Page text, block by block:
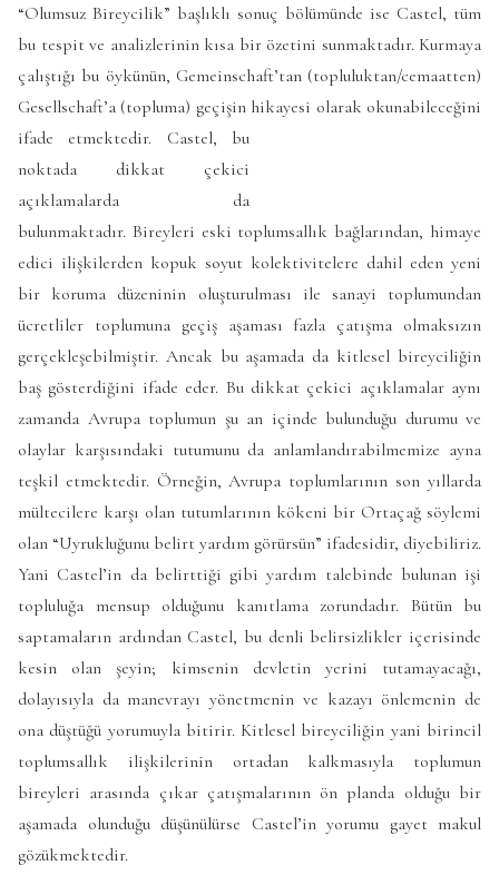
“Olumsuz Bireycilik” başlıklı sonuç bölümünde ise Castel, tüm
bu tespit ve analizlerinin kısa bir özetini sunmaktadır. Kurmaya
çalıştığı bu öykünün, Gemeinschaft’tan (topluluktan/cemaatten)
Gesellschaft’a (topluma) geçişin hikayesi olarak okunabileceğini
ifade etmektedir. Castel, bu
noktada dikkat çekici
açıklamalarda da
bulunmaktadır. Bireyleri eski toplumsallık bağlarından, himaye
edici ilişkilerden kopuk soyut kolektivitelere dahil eden yeni
bir koruma düzeninin oluşturulması ile sanayi toplumundan
ücretliler toplumuna geçiş aşaması fazla çatışma olmaksızın
gerçekleşebilmiştir. Ancak bu aşamada da kitlesel bireyciliğin
baş gösterdiğini ifade eder. Bu dikkat çekici açıklamalar aynı
zamanda Avrupa toplumun şu an içinde bulunduğu durumu ve
olaylar karşısındaki tutumunu da anlamlandırabilmemize ayna
teşkil etmektedir. Örneğin, Avrupa toplumlarının son yıllarda
mültecilere karşı olan tutumlarının kökeni bir Ortaçağ söylemi
olan “Uyrukluğunu belirt yardım görürsün” ifadesidir, diyebiliriz.
Yani Castel’in da belirttiği gibi yardım talebinde bulunan işi
topluluğa mensup olduğunu kanıtlama zorundadır. Bütün bu
saptamaların ardından Castel, bu denli belirsizlikler içerisinde
kesin olan şeyin; kimsenin devletin yerini tutamayacağı,
dolayısıyla da manevrayı yönetmenin ve kazayı önlemenin de
ona düştüğü yorumuyla bitirir. Kitlesel bireyciliğin yani birincil
toplumsallık ilişkilerinin ortadan kalkmasıyla toplumun
bireyleri arasında çıkar çatışmalarının ön planda olduğu bir
aşamada olunduğu düşünülürse Castel’in yorumu gayet makul
gözükmektedir.